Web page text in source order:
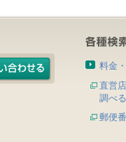
料金
直営
調べる
郵便